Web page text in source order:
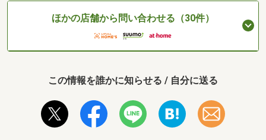
ほかの店舗から問い合わせる（30件）
この情報を誰かに知らせる / 自分に送る